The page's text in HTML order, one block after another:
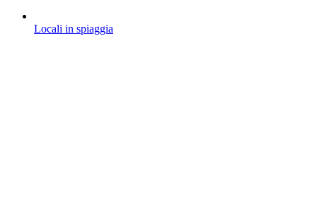
Locali in spiaggia